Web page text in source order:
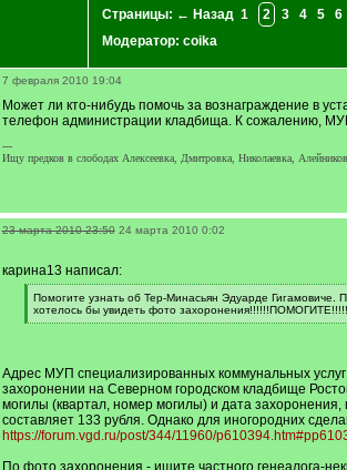
Страницы: ← Назад 1 2 3 4 5 6
Модератор: coika
7 февраля 2010 19:04
Может ли кто-нибудь помочь за вознаграждение в
телефон администрации кладбища. К сожалению,
---
Ищу предков в слободах Алексеевка, Дмитровка, Николаевка,
23 марта 2010 23:50 24 марта 2010 0:02
карина13 написал:
[
q
]
Помогите узнать об Тер-Минасьян Эдуарде Гигамовиче.
хотелось бы увидеть фото
[
Адрес МУП специализированных коммунальных
захоронении на Северном городском кладбище
могилы (квартал, номер могилы) и дата
составляет 133 рубля. Однако для иногородних
https://forum.vgd.ru/post/344/11960/
По фото захоронения - ищите частного генеалога-